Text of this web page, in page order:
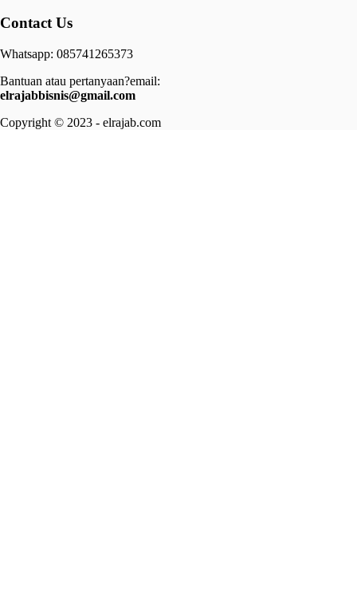
Contact Us
Whatsapp: 085741265373
Bantuan atau pertanyaan?email:
elrajabbisnis@gmail.com
Copyright © 2023 - elrajab.com